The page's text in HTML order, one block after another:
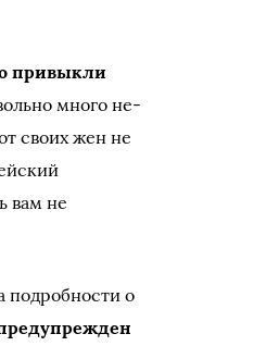
привыкли
много не-
своих жен не
вам не
подробности о